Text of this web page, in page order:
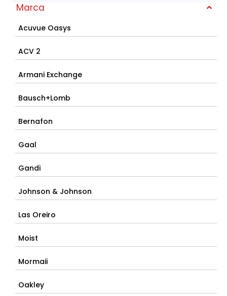
Marca
Acuvue Oasys
ACV 2
Armani Exchange
Bausch+Lomb
Bernafon
Gaal
Gandi
Johnson & Johnson
Las Oreiro
Moist
Mormaii
Oakley